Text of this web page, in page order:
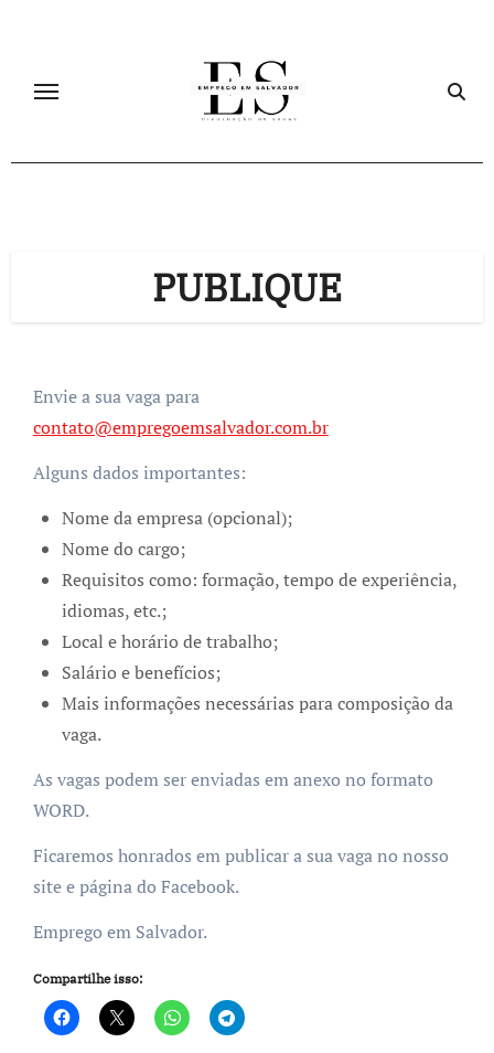
PUBLIQUE
Envie a sua vaga para
contato@empregoemsalvador.com.br
Alguns dados importantes:
Nome da empresa (opcional);
Nome do cargo;
Requisitos como: formação, tempo de experiência,
idiomas, etc.;
Local e horário de trabalho;
Salário e benefícios;
Mais informações necessárias para composição da
vaga.
As vagas podem ser enviadas em anexo no formato
WORD.
Ficaremos honrados em publicar a sua vaga no nosso
site e página do Facebook.
Emprego em Salvador.
Compartilhe isso: